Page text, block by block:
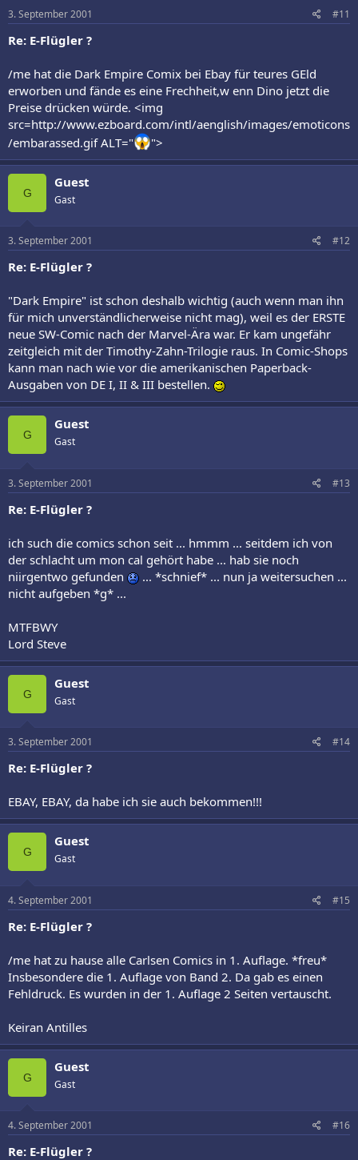
3. September 2001 #11
Re: E-Flügler ?
/me hat die Dark Empire Comix bei Ebay für teures GEld
erworben und fände es eine Frechheit,w enn Dino jetzt die
Preise drücken würde. <img
src=http://www.ezboard.com/intl/aenglish/images/emoticons
/embarassed.gif ALT="
">
G
Guest
Gast
3. September 2001 #12
Re: E-Flügler ?
"Dark Empire" ist schon deshalb wichtig (auch wenn man ihn
für mich unverständlicherweise nicht mag), weil es der ERSTE
neue SW-Comic nach der Marvel-Ära war. Er kam ungefähr
zeitgleich mit der Timothy-Zahn-Trilogie raus. In Comic-Shops
kann man nach wie vor die amerikanischen Paperback-
Ausgaben von DE I, II & III bestellen.
G
Guest
Gast
3. September 2001 #13
Re: E-Flügler ?
ich such die comics schon seit ... hmmm ... seitdem ich von
der schlacht um mon cal gehört habe ... hab sie noch
niirgentwo gefunden
... *schnief* ... nun ja weitersuchen ...
nicht aufgeben *g* ...
MTFBWY
Lord Steve
G
Guest
Gast
3. September 2001 #14
Re: E-Flügler ?
EBAY, EBAY, da habe ich sie auch bekommen!!!
G
Guest
Gast
4. September 2001 #15
Re: E-Flügler ?
/me hat zu hause alle Carlsen Comics in 1. Auflage. *freu*
Insbesondere die 1. Auflage von Band 2. Da gab es einen
Fehldruck. Es wurden in der 1. Auflage 2 Seiten vertauscht.
Keiran Antilles
G
Guest
Gast
4. September 2001 #16
Re: E-Flügler ?